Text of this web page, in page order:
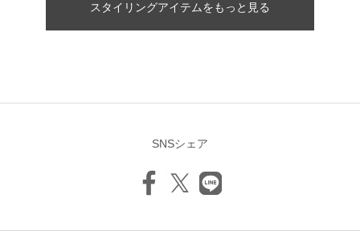
スタイリングアイテムをもっと見る
SNSシェア